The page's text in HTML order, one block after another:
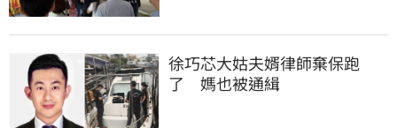
徐巧芯大姑夫婿律師棄保跑
了　媽也被通緝